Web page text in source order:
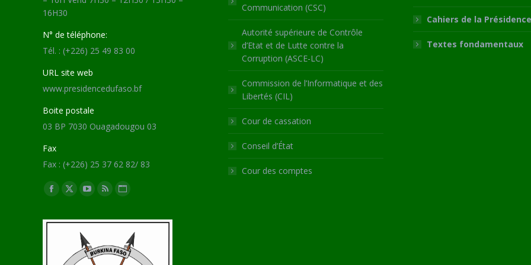
16H30
N° de téléphone:
Tél. : (+226) 25 49 83 00
URL site web
www.presidencedufaso.bf
Boite postale
03 BP 7030 Ouagadougou 03
Fax
Fax : (+226) 25 37 62 82/ 83
Trouvez nous sur :
Facebook
opens
X
opens
new
YouTube
opens
in
new
RSS
opens
new
Site
page
opens
in
Communication (CSC)
Autorité supérieure de Contrôle
d’Etat et de Lutte contre la
Corruption (ASCE-LC)
Commission de l’Informatique et des
Libertés (CIL)
Cour de cassation
Conseil d’État
Cour des comptes
Cahiers de la Présidence
Textes fondamentaux